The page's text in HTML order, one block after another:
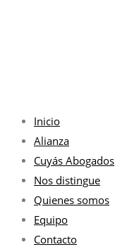
Inicio
Alianza
Cuyás Abogados
Nos distingue
Quienes somos
Equipo
Contacto